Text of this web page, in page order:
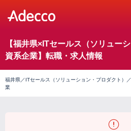
【福井県×ITセールス（ソリュー
資系企業】転職・求人情報
福井県／ITセールス（ソリューション・プロダクト）
業